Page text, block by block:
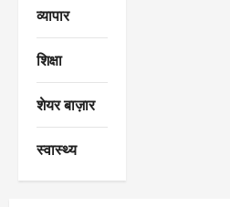
व्यापार
शिक्षा
शेयर बाज़ार
स्वास्थ्य